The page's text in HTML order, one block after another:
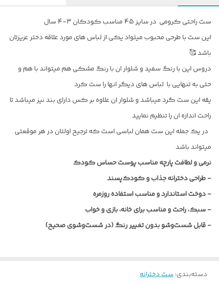
ست راحتی کرومی در سایز 45 مناسب کودکان 3-4 سال
این ست با طرحی محبوب میتواد یکی از لباس های مورد علاقه دختر عزیزتان
باشد 🥰
دروس این با رنگ سفید و شلوار ان با رنگ مشکی هم میتواند با هم و
حتی به تنهایی با لباس های دیگر انها را ست کرد
یقه این ست گرد میباشد و شلوار ان علاوه بر کس دارای بند نیز میباشد تا
راحت اندازه ان را تنظیم نمایید
در یک جمله این ست همان لباسی است که ترجیح اولتان در هر موقعتی
میتواند باشد
نرمی و لطافت پارچه مناسب پوست حساس کودک
-طراحی دخترانه جذاب و کودک‌پسند
-دوخت استاندارد و مناسب استفاده روزمره
-سبک، راحت و مناسب برای خانه، بازی و خواب
-قابل شست‌وشو بدون تغییر رنگ (در شست‌وشوی صحیح)
دسته‌بندی:ست دخترانه